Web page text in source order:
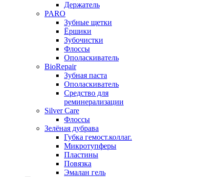
Держатель
PARO
Зубные щетки
Ёршики
Зубочистки
Флоссы
Ополаскиватель
BioRepair
Зубная паста
Ополаскиватель
Средство для
реминерализации
Silver Care
Флоссы
Зелёная дубрава
Губка гемост.коллаг.
Микротупферы
Пластины
Повязка
Эмалан гель